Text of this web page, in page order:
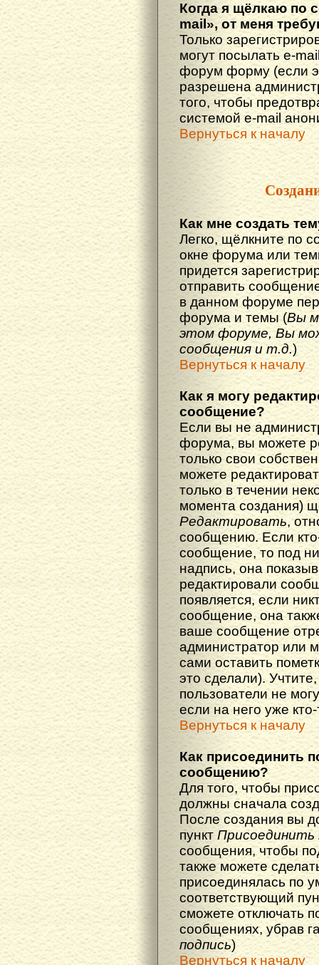
Когда я щёлкаю по
mail», от меня
Только
могут посылать e-
форум форму (если
разрешена
того, чтобы
системой e-mail
Вернуться к началу
Как мне создать
Легко, щёлкните по
окне форума или
придется
отправить
в данном форуме
форума и темы (Вы
этом форуме, Вы
сообщения и т.д.)
Вернуться к началу
Как я могу
сообщение?
Если вы не
форума, вы можете
только свои
можете
только в течении
момента создания)
Редактировать,
сообщению. Если
сообщение, то под
надпись, она
редактировали
появляется, если
сообщение, она
ваше сообщение
администратор или
сами оставить
это сделали).
пользователи не
если на него уже
Вернуться к началу
Как присоединить
сообщению?
Для того, чтобы
должны сначала
После создания вы
пункт Присоединить
сообщения, чтобы
также можете
присоединялась по
соответствующий
сможете отключать
сообщениях, убрав
подпись)
Вернуться к началу